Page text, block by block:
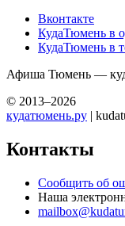
Вконтакте
КудаТюмень в
КудаТюмень в
Афиша Тюмень —
© 2013–2026
кудатюмень.ру |
Контакты
Сообщить об
Наша